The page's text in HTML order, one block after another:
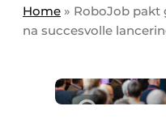
Eigen content
Evenement
Meest gelezen
Home » RoboJob pakt
na succesvolle